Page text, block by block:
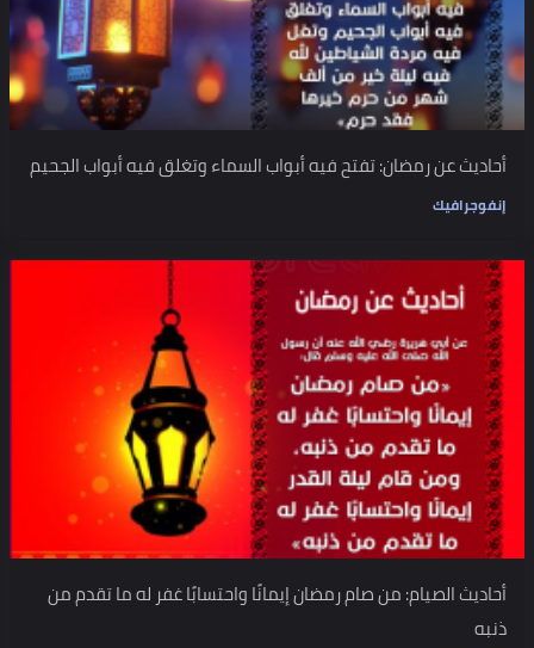
أحاديث عن رمضان: تفتح فيه أبواب السماء وتغلق فيه أبواب الجحيم
إنفوجرافيك
أحاديث الصيام: من صام رمضان إيمانًا واحتسابًا غفر له ما تقدم من
ذنبه